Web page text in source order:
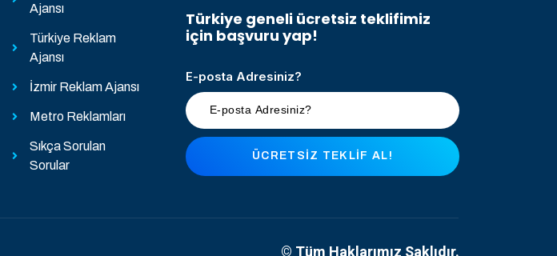
Ajansı
Türkiye Reklam
Ajansı
İzmir Reklam Ajansı
Metro Reklamları
Sıkça Sorulan
Sorular
Türkiye geneli ücretsiz teklifimiz
için başvuru yap!
E-posta Adresiniz?
ÜCRETSIZ TEKLIF AL!